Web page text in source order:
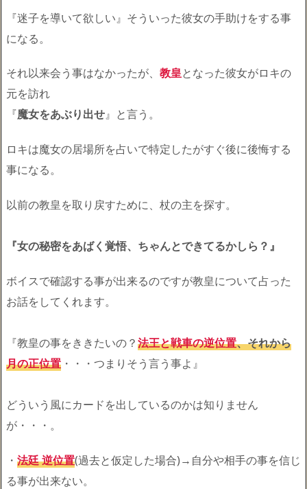
『迷子を導いて欲しい』そういった彼女の手助けをする事
になる。
それ以来会う事はなかったが、 教皇となった彼女がロキの
元を訪れ
『魔女をあぶり出せ』と言う。
ロキは魔女の居場所を占いで特定したがすぐ後に後悔する
事になる。
以前の教皇を取り戻すために、杖の主を探す。
『女の秘密をあばく覚悟、ちゃんとできてるかしら？』
ボイスで確認する事が出来るのですが教皇について占った
お話をしてくれます。
『教皇の事をききたいの？法王と戦車の逆位置、それから
月の正位置 ・・・つまりそう言う事よ』
どういう風にカードを出しているのかは知りません
が・・・。
・ 法廷 逆位置(過去と仮定した場合)→自分や相手の事を信じ
る事が出来ない。